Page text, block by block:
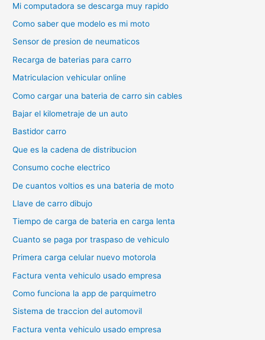
Mi computadora se descarga muy rapido
Como saber que modelo es mi moto
Sensor de presion de neumaticos
Recarga de baterias para carro
Matriculacion vehicular online
Como cargar una bateria de carro sin cables
Bajar el kilometraje de un auto
Bastidor carro
Que es la cadena de distribucion
Consumo coche electrico
De cuantos voltios es una bateria de moto
Llave de carro dibujo
Tiempo de carga de bateria en carga lenta
Cuanto se paga por traspaso de vehiculo
Primera carga celular nuevo motorola
Factura venta vehiculo usado empresa
Como funciona la app de parquimetro
Sistema de traccion del automovil
Factura venta vehiculo usado empresa